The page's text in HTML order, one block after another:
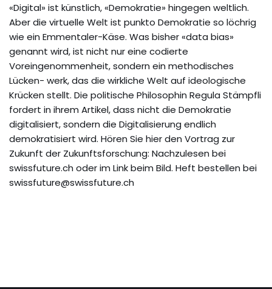
«Digital» ist künstlich, «Demokratie» hingegen weltlich.
Aber die virtuelle Welt ist punkto Demokratie so löchrig
wie ein Emmentaler-Käse. Was bisher «data bias»
genannt wird, ist nicht nur eine codierte
Voreingenommenheit, sondern ein methodisches
Lücken- werk, das die wirkliche Welt auf ideologische
Krücken stellt. Die politische Philosophin Regula Stämpfli
fordert in ihrem Artikel, dass nicht die Demokratie
digitalisiert, sondern die Digitalisierung endlich
demokratisiert wird. Hören Sie hier den Vortrag zur
Zukunft der Zukunftsforschung: Nachzulesen bei
swissfuture.ch oder im Link beim Bild. Heft bestellen bei
swissfuture@swissfuture.ch